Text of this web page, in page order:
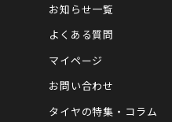
お知らせ一覧
よくある質問
マイページ
お問い合わせ
タイヤの特集・コラム